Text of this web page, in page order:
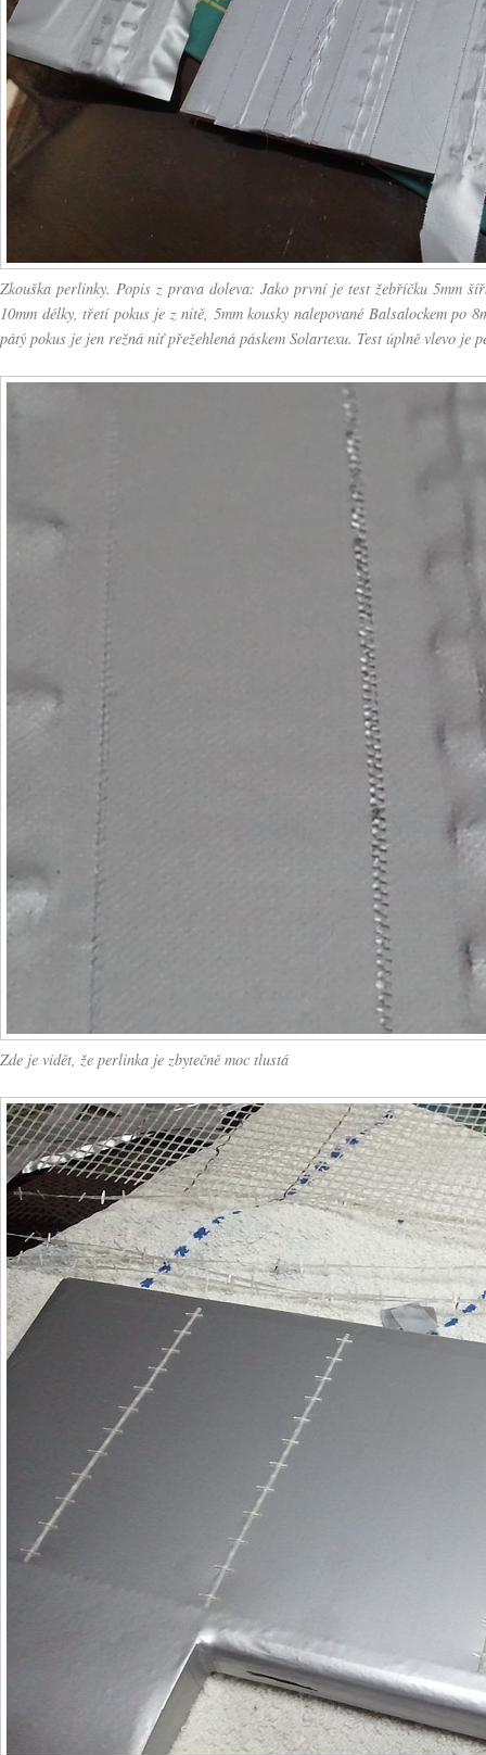
Zkouška perlinky. Popis z prava doleva: Jako první je test žebříčku 5mm
10mm délky, třetí pokus je z nitě, 5mm kousky nalepované Balsalockem po
pátý pokus je jen režná niť přežehlená páskem Solartexu. Test úplně vlevo
Zde je vidět, že perlinka je zbytečně moc tlustá